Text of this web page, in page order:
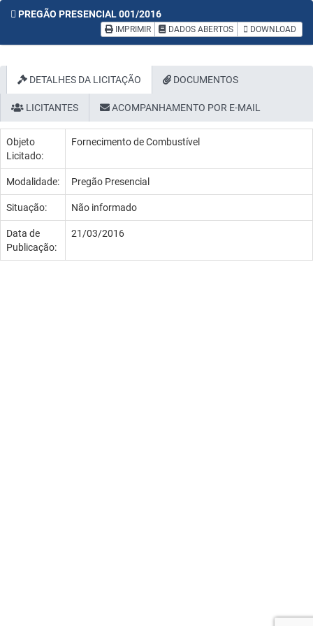
PREGÃO PRESENCIAL 001/2016
IMPRIMIR DADOS ABERTOS DOWNLOAD
DETALHES DA LICITAÇÃO DOCUMENTOS
LICITANTES ACOMPANHAMENTO POR E-MAIL
Objeto
Licitado:
Fornecimento de Combustível
Modalidade: Pregão Presencial
Situação: Não informado
Data de
Publicação:
21/03/2016